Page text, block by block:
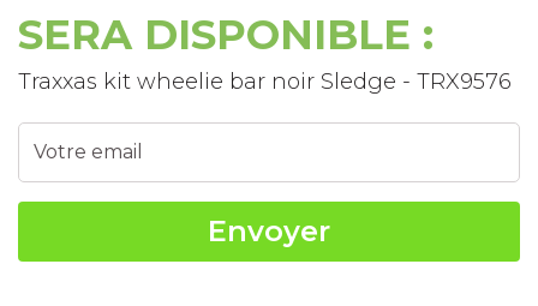
SERA DISPONIBLE :
Traxxas kit wheelie bar noir Sledge - TRX9576
Envoyer